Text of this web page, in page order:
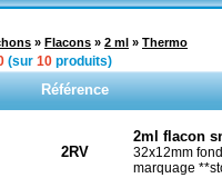
» Flacons » 2 ml » Thermo
(sur 10 produits)
Référence
2RV
2ml flacon
32x12mm
marquage